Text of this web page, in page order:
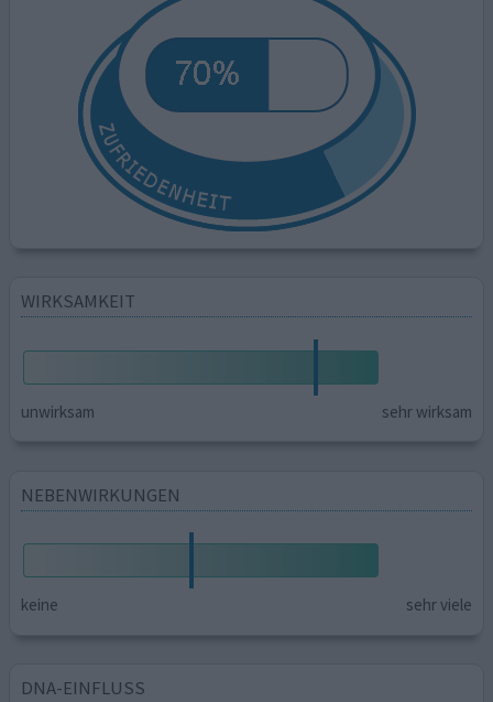
WIRKSAMKEIT
unwirksam sehr wirksam
NEBENWIRKUNGEN
keine sehr viele
DNA-EINFLUSS